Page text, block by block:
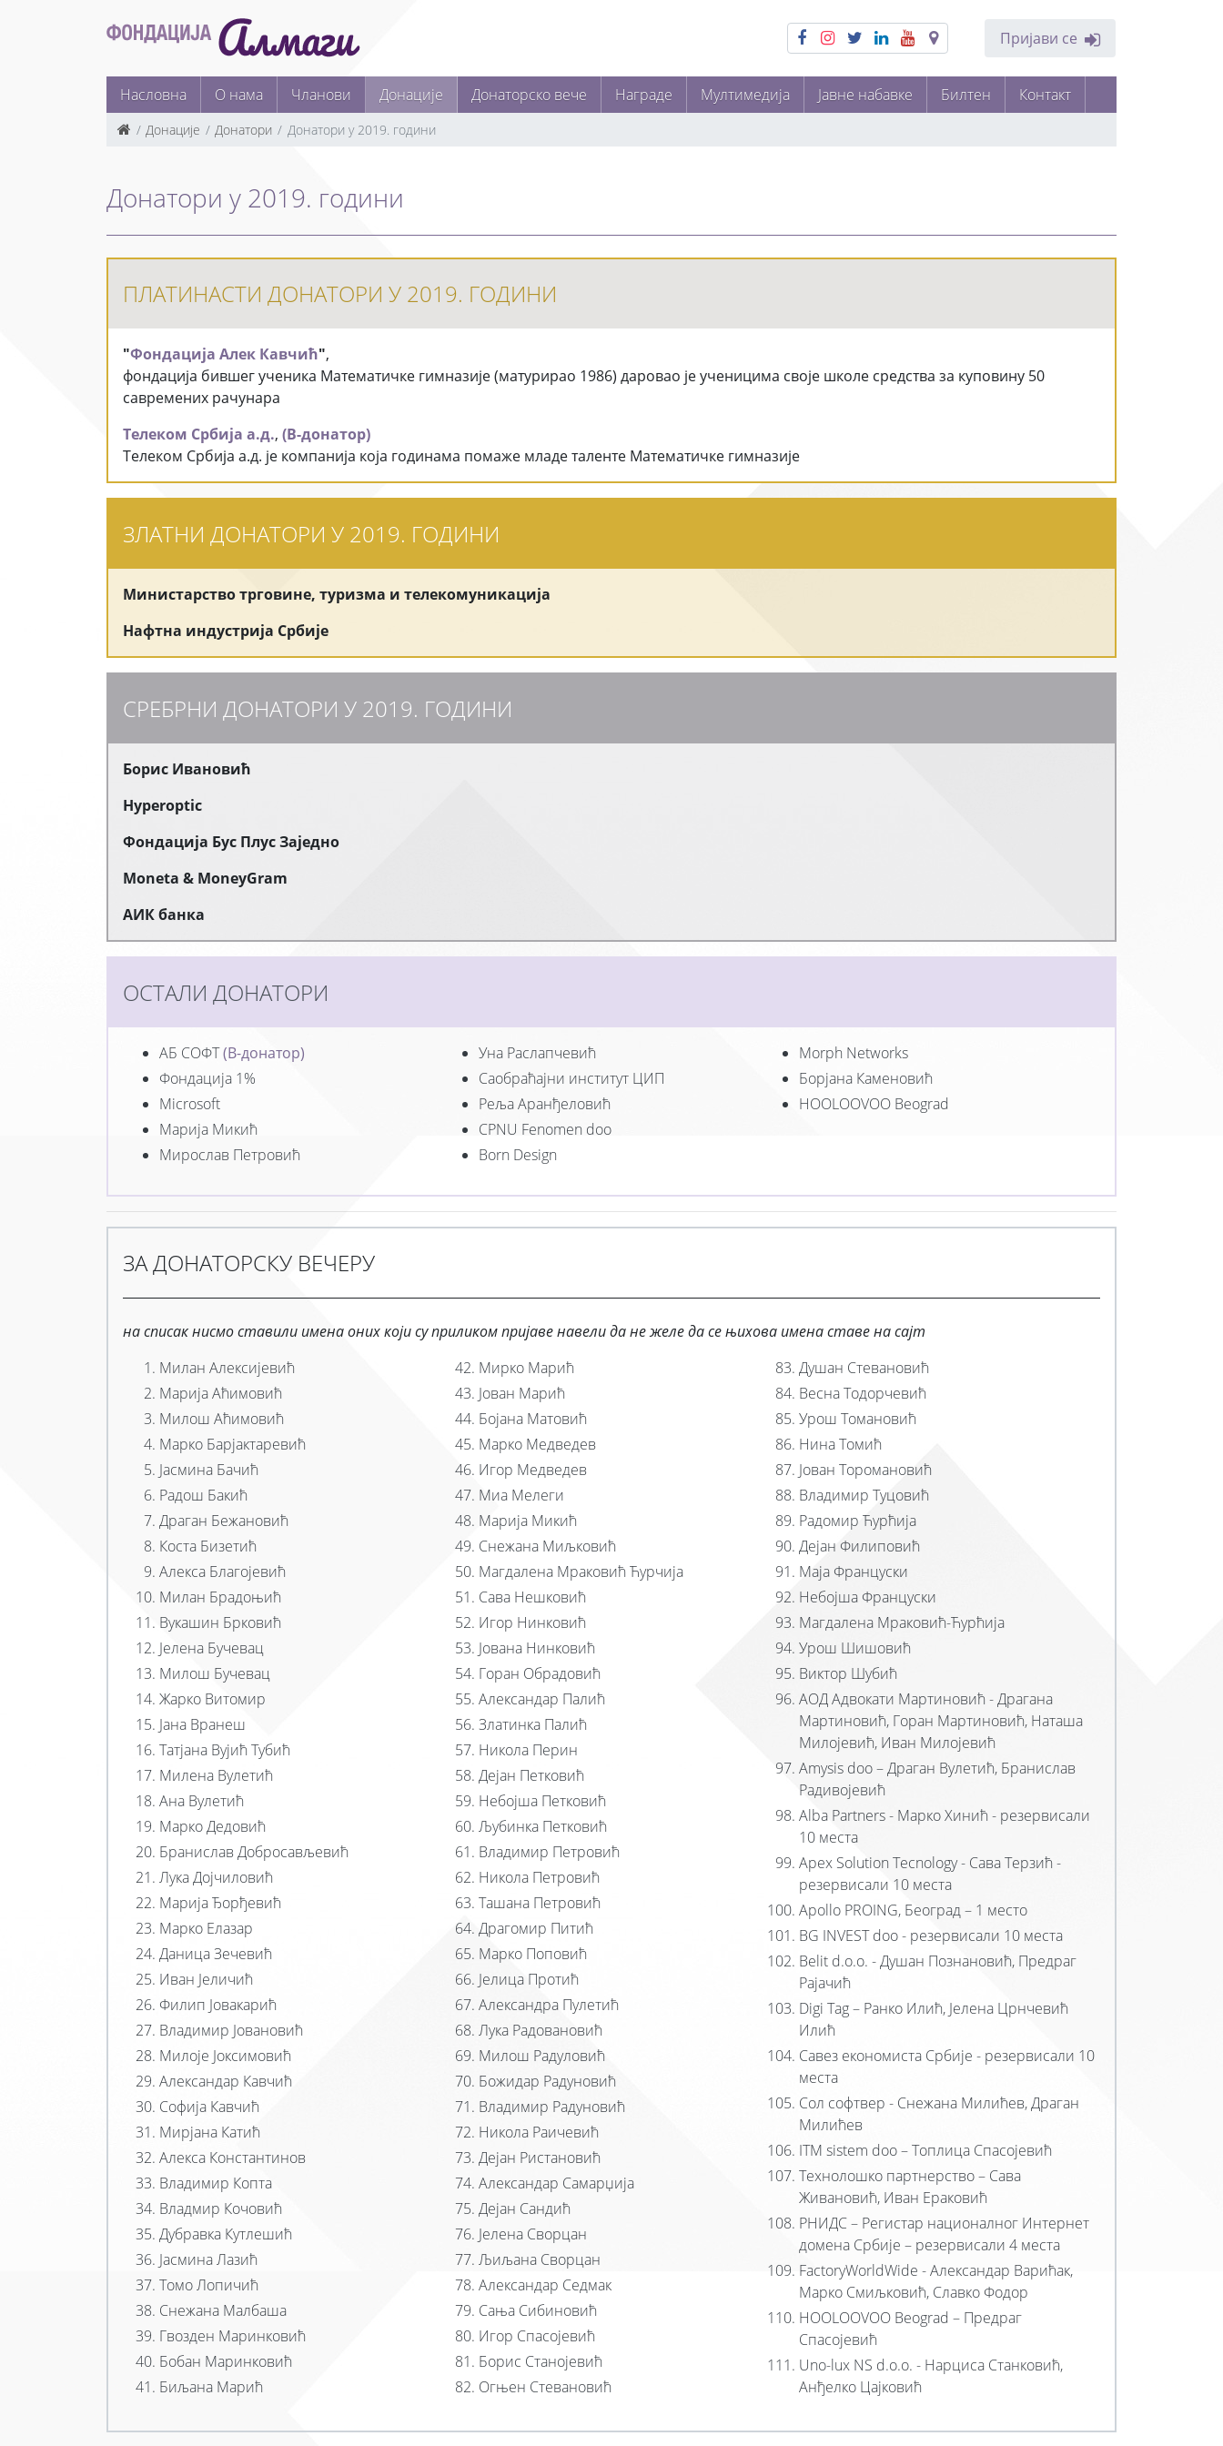
Пријави се
Насловна О нама Чланови Донације Донаторско вече Награде Мултимедија Јавне набавке Билтен Контакт
Донације Донатори Донатори у 2019. години
Донатори у 2019. години
ПЛАТИНАСТИ ДОНАТОРИ У 2019. ГОДИНИ
"Фондација Алек Кавчић",
фондација бившег ученика Математичке гимназије (матурирао 1986) даровао је ученицима своје школе средства за куповину 50
савремених рачунара
Телеком Србија а.д., (В-донатор)
Телеком Србија а.д. је компанија која годинама помаже младе таленте Математичке гимназије
ЗЛАТНИ ДОНАТОРИ У 2019. ГОДИНИ
Министарство трговине, туризма и телекомуникација
Нафтна индустрија Србије
СРЕБРНИ ДОНАТОРИ У 2019. ГОДИНИ
Борис Ивановић
Hyperoptic
Фондација Бус Плус Заједно
Moneta & MoneyGram
АИК банка
ОСТАЛИ ДОНАТОРИ
АБ СОФТ(В-донатор)
Фондација 1%
Microsoft
Марија Микић
Мирослав Петровић
Уна Раслапчевић
Саобраћајни институт ЦИП
Реља Аранђеловић
CPNU Fenomen doo
Born Design
Morph Networks
Борјана Каменовић
HOOLOOVOO Beograd
ЗА ДОНАТОРСКУ ВЕЧЕРУ
на списак нисмо ставили имена оних који су приликом пријаве навели да не желе да се њихова имена ставе на сајт
Милан Алексијевић
Марија Аћимовић
Милош Аћимовић
Марко Барјактаревић
Јасмина Бачић
Радош Бакић
Драган Бежановић
Коста Бизетић
Алекса Благојевић
Милан Брадоњић
Вукашин Брковић
Јелена Бучевац
Милош Бучевац
Жарко Витомир
Јана Вранеш
Татјана Вујић Тубић
Милена Вулетић
Ана Вулетић
Марко Дедовић
Бранислав Добросављевић
Лука Дојчиловић
Марија Ђорђевић
Марко Елазар
Даница Зечевић
Иван Јеличић
Филип Јовакарић
Владимир Јовановић
Милоје Јоксимовић
Александар Кавчић
Софија Кавчић
Мирјана Катић
Алекса Константинов
Владимир Копта
Владмир Кочовић
Дубравка Кутлешић
Јасмина Лазић
Томо Лопичић
Снежана Малбаша
Гвозден Маринковић
Бобан Маринковић
Биљана Марић
Мирко Марић
Јован Марић
Бојана Матовић
Марко Медведев
Игор Медведев
Миа Мелеги
Марија Микић
Снежана Миљковић
Магдалена Мраковић Ћурчија
Сава Нешковић
Игор Нинковић
Јована Нинковић
Горан Обрадовић
Александар Палић
Златинка Палић
Никола Перин
Дејан Петковић
Небојша Петковић
Љубинка Петковић
Владимир Петровић
Никола Петровић
Ташана Петровић
Драгомир Питић
Марко Поповић
Јелица Протић
Александра Пулетић
Лука Радовановић
Милош Радуловић
Божидар Радуновић
Владимир Радуновић
Никола Раичевић
Дејан Ристановић
Александар Самарџија
Дејан Сандић
Јелена Сворцан
Љиљана Сворцан
Александар Седмак
Сања Сибиновић
Игор Спасојевић
Борис Станојевић
Огњен Стевановић
Душан Стевановић
Весна Тодорчевић
Урош Томановић
Нина Томић
Јован Торомановић
Владимир Туцовић
Радомир Ћурћија
Дејан Филиповић
Маја Француски
Небојша Француски
Магдалена Мраковић-Ћурћија
Урош Шишовић
Виктор Шубић
АОД Адвокати Мартиновић - Драгана
Мартиновић, Горан Мартиновић, Наташа
Милојевић, Иван Милојевић
Amysis doo – Драган Вулетић, Бранислав
Радивојевић
Alba Partners - Марко Хинић - резервисали
10 места
Apex Solution Tecnology - Сава Терзић -
резервисали 10 места
Apollo PROING, Београд – 1 место
BG INVEST doo - резервисали 10 места
Belit d.o.o. - Душан Познановић, Предраг
Рајачић
Digi Tag – Ранко Илић, Јелена Црнчевић
Илић
Савез економиста Србије - резервисали 10
места
Сол софтвер - Снежана Милићев, Драган
Милићев
ITM sistem doo – Топлица Спасојевић
Технолошко партнерство – Сава
Живановић, Иван Ераковић
РНИДС – Регистар националног Интернет
домена Србије – резервисали 4 места
FactoryWorldWide - Александар Варићак,
Марко Смиљковић, Славко Фодор
HOOLOOVOO Beograd – Предраг
Спасојевић
Uno-lux NS d.o.o. - Нарциса Станковић,
Анђелко Цајковић